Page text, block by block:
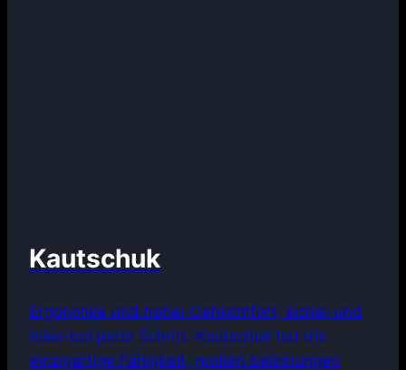
Kautschuk
Ergonomie und hoher Gehkomfort, sicher und
leise-bei jeder Schritt. Kautschuk hat die
einzigartige Fähigkeit, großen Belastungen